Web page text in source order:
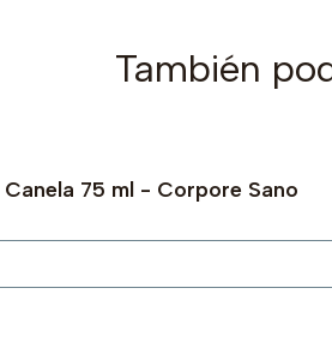
También
75 ml - Corpore Sano